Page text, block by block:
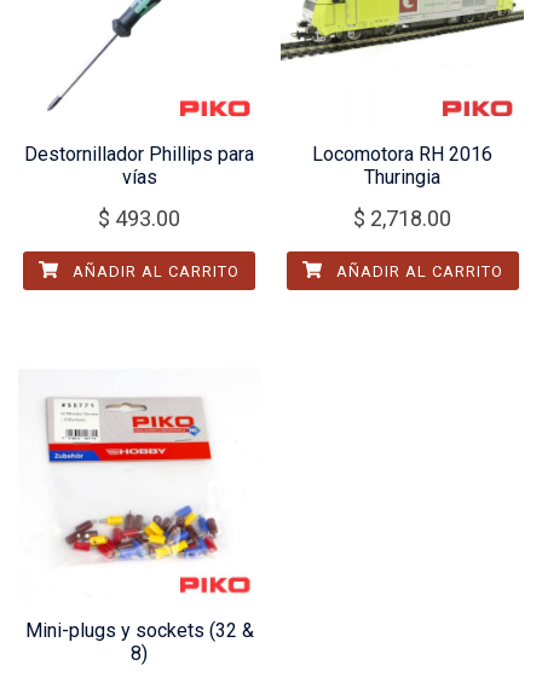
Destornillador Phillips para
vías
$ 493.00
AÑADIR AL CARRITO
Locomotora RH 2016
Thuringia
$ 2,718.00
AÑADIR AL CARRITO
Mini-plugs y sockets (32 &
8)